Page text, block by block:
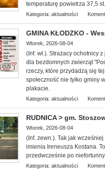
temperaturę powietrza 37,5
Kategoria: aktualności
GMINA KŁODZKO -
Wtorek, 2026-08-04
(Inf. wł.). Strażacy ochotnicy
dla bezdomnych zwierząt "
rzeczy, które przydadzą się
społeczność nie tylko gminy
plakacie.
Kategoria: aktualności
RUDNICA > gm.
Wtorek, 2026-08-04
(Inf. zewn.). Tak jak
imienia Ireneusza Kostana.
przedwcześnie po
Kategoria: aktualności